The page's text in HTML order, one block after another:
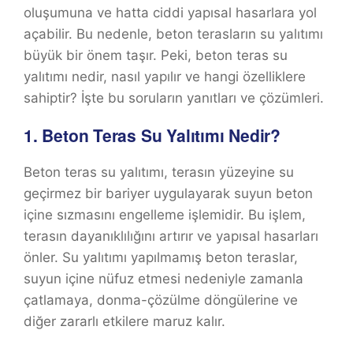
oluşumuna ve hatta ciddi yapısal hasarlara yol
açabilir. Bu nedenle, beton terasların su yalıtımı
büyük bir önem taşır. Peki, beton teras su
yalıtımı nedir, nasıl yapılır ve hangi özelliklere
sahiptir? İşte bu soruların yanıtları ve çözümleri.
1. Beton Teras Su Yalıtımı Nedir?
Beton teras su yalıtımı, terasın yüzeyine su
geçirmez bir bariyer uygulayarak suyun beton
içine sızmasını engelleme işlemidir. Bu işlem,
terasın dayanıklılığını artırır ve yapısal hasarları
önler. Su yalıtımı yapılmamış beton teraslar,
suyun içine nüfuz etmesi nedeniyle zamanla
çatlamaya, donma-çözülme döngülerine ve
diğer zararlı etkilere maruz kalır.